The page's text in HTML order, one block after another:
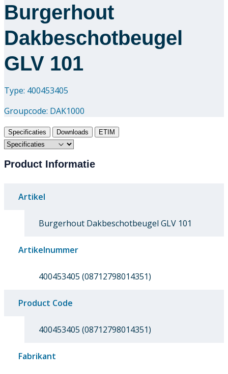
Burgerhout
Dakbeschotbeugel
GLV 101
Type: 400453405
Groupcode: DAK1000
Specificaties Downloads ETIM
Product Informatie
Artikel
Burgerhout Dakbeschotbeugel GLV 101
Artikelnummer
400453405 (08712798014351)
Product Code
400453405 (08712798014351)
Fabrikant